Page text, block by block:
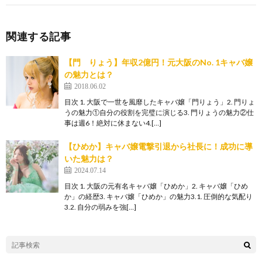
関連する記事
【門 りょう】年収2億円！元大阪のNo. 1キャバ嬢
の魅力とは？
2018.06.02
目次 1. 大阪で一世を風靡したキャバ嬢「門りょう」2. 門りょ
うの魅力①自分の役割を完璧に演じる3. 門りょうの魅力②仕
事は週6！絶対に休まない4.[…]
【ひめか】キャバ嬢電撃引退から社長に！成功に導
いた魅力は？
2024.07.14
目次 1. 大阪の元有名キャバ嬢「ひめか」2. キャバ嬢「ひめ
か」の経歴3. キャバ嬢「ひめか」の魅力3.1. 圧倒的な気配り
3.2. 自分の弱みを強[…]